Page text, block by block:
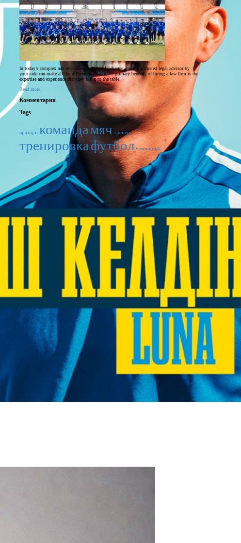
In today’s complex and ever-changing legal landscape, having a trusted legal advisor by
your side can make all the difference. One of the primary benefits of hiring a law firm is the
expertise and experience that they bring to the table.
Read more
Комментарии
Tags
вратари командамяч тренер
тренировкафутбол чемпионат